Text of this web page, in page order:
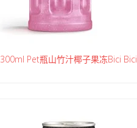
300ml Pet瓶山竹汁椰子果冻Bici Bici